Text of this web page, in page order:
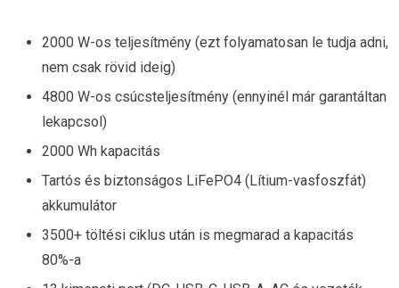
2000 W-os teljesítmény (ezt folyamatosan le tudja adni,
nem csak rövid ideig)
4800 W-os csúcsteljesítmény (ennyinél már garantáltan
lekapcsol)
2000 Wh kapacitás
Tartós és biztonságos LiFePO4 (Lítium-vasfoszfát)
akkumulátor
3500+ töltési ciklus után is megmarad a kapacitás
80%-a